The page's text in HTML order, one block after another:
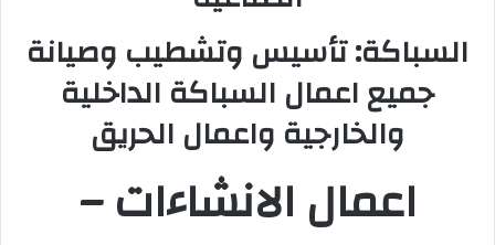
السباكة: تأسيس وتشطيب وصيانة
جميع اعمال السباكة الداخلية
والخارجية واعمال الحريق
– اعمال الانشاءات